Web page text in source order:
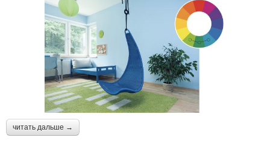
читать дальше →